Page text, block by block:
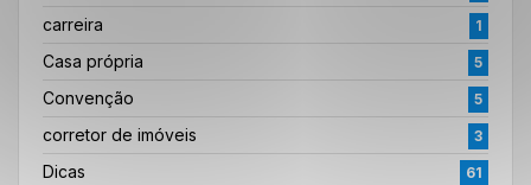
carreira 1
Casa própria 5
Convenção 5
corretor de imóveis 3
Dicas 61